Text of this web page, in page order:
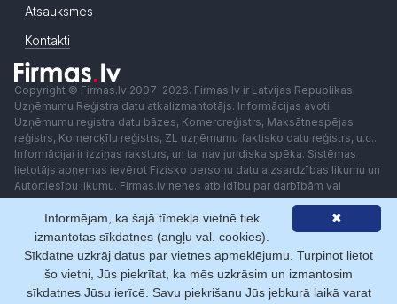
Atsauksmes
Kontakti
Copyright © Firmas.lv 2007-2026. Firmas.lv ir Latvijas Republikas
Uzņēmumu Reģistra datu atkalizmantotājs. Informācijas avoti:
Uzņēmumu reģistra datu bāzes, Komercreģistrs, Maksātnespējas
reģistrs, Komercķīlu reģistrs, ZL uzņēmumu faktisko datu reģistrs, u.c..
Informācijai ir izziņas raksturs, un tai nav juridiska spēka. Sistēmas
lietotājs apņemas ievērot Fizisko personu datu aizsardzības likumu un
Autortiesību likumu. Firmas.lv nenes atbildību par darbībām vai
lēmumiem, kas balstīti uz saņemto pakalpojumu. Lietotājam aizliegts
izmantot jebkādas automatizētas sistēmas vai iekārtas (robotus)
piekļuvei sistēmai bez rakstiskas saskaņošanas ar Firmas.lv. Galvenā
redaktore: Ingūna Pempere.
Lietošanas noteikumi
Privātuma politika Norēķini ar
✖
Informējam, ka šajā tīmekļa vietnē tiek
izmantotas sīkdatnes (angļu val. cookies).
Sīkdatne uzkrāj datus par vietnes apmeklējumu. Turpinot lietot
šo vietni, Jūs piekrītat, ka mēs uzkrāsim un izmantosim
sīkdatnes Jūsu ierīcē. Savu piekrišanu Jūs jebkurā laikā varat